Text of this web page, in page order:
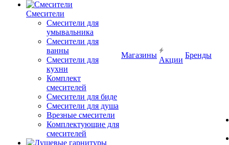
Смесители
Смесители для
умывальника
Смесители для
ванны
Смесители для
кухни
Комплект
смесителей
Смесители для биде
Смесители для душа
Врезные смесители
Комплектующие для
смесителей
Магазины
Акции
Бренды